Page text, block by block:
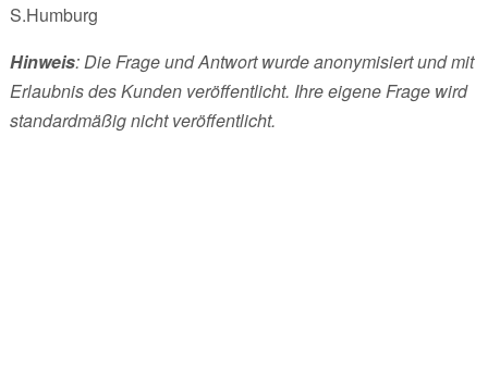
S.Humburg
Hinweis: Die Frage und Antwort wurde anonymisiert und mit
Erlaubnis des Kunden veröffentlicht. Ihre eigene Frage wird
standardmäßig nicht veröffentlicht.